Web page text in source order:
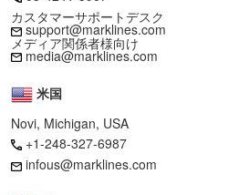
カスタマーサポートデスク
support@marklines.com
メディア関係者様向け
media@marklines.com
米国
Novi, Michigan, USA
+1-248-327-6987
infous@marklines.com